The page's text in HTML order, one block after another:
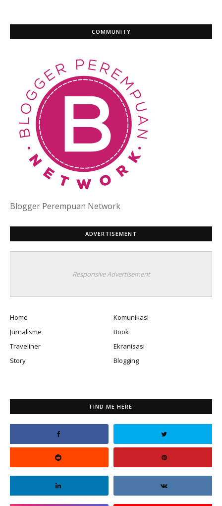
COMMUNITY
Blogger Perempuan Network
ADVERTISEMENT
Responsive Advertisement
Home
Komunikasi
Jurnalisme
Book
Traveliner
Ekranisasi
Story
Blogging
FIND ME HERE